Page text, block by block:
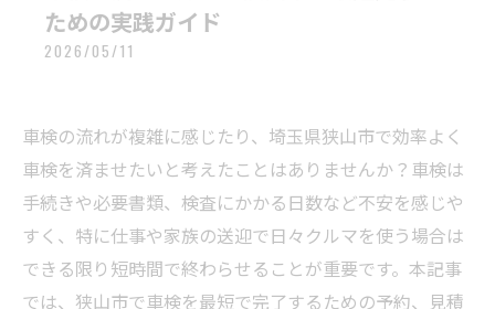
ための実践ガイド
2026/05/11
車検の流れが複雑に感じたり、埼玉県狭山市で効率よく
車検を済ませたいと考えたことはありませんか？車検は
手続きや必要書類、検査にかかる日数など不安を感じや
すく、特に仕事や家族の送迎で日々クルマを使う場合は
できる限り短時間で終わらせることが重要です。本記事
では、狭山市で車検を最短で完了するための予約、見積